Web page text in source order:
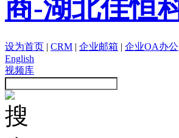
设为首页 | CRM | 企业邮箱 | 企业OA办公
English
视频库